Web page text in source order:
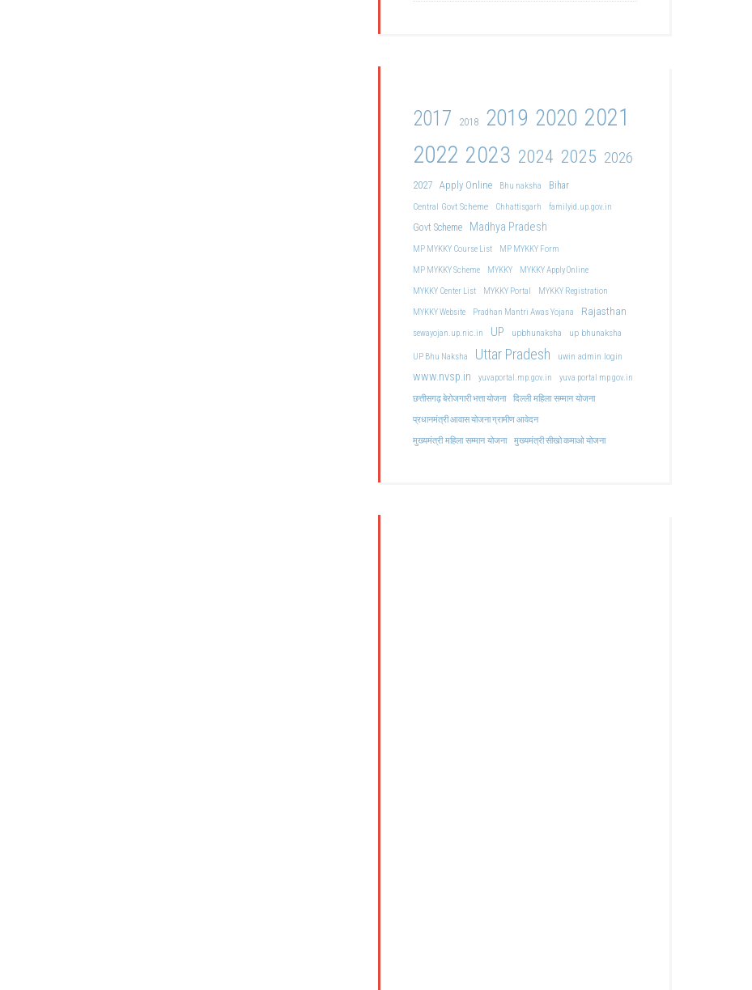
2017 2018 2019 2020 2021
2022 2023 2024 2025 2026
2027 Apply Online Bhu naksha
Bihar
Central Govt Scheme
Chhattisgarh familyid.up.gov.in
Govt Scheme Madhya Pradesh
MP MYKKY Course List
MP MYKKY Form
MP MYKKY Scheme
MYKKY
MYKKY Apply Online
MYKKY Center List
MYKKY Portal
MYKKY Registration
MYKKY Website
Pradhan Mantri Awas Yojana Rajasthan
sewayojan.up.nic.in UP upbhunaksha up bhunaksha
UP Bhu Naksha Uttar Pradesh uwin admin login
www.nvsp.in yuvaportal.mp.gov.in
yuva portal mp gov.in
छत्तीसगढ़ बेरोजगारी भत्ता योजना
दिल्ली महिला सम्मान योजना
प्रधानमंत्री आवास योजना ग्रामीण आवेदन
मुख्यमंत्री महिला सम्मान योजना मुख्यमंत्री सीखो कमाओ योजना